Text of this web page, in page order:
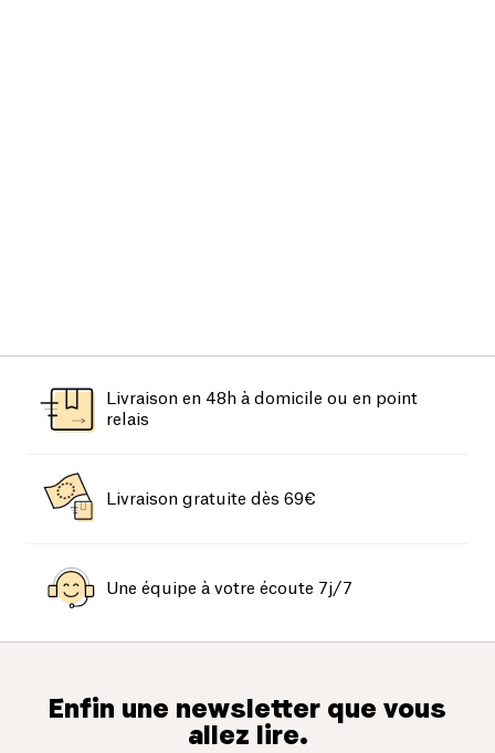
Livraison en 48h à domicile ou en point
relais
Livraison gratuite dès 69€
Une équipe à votre écoute 7j/7
Enfin une newsletter que vous
allez lire.